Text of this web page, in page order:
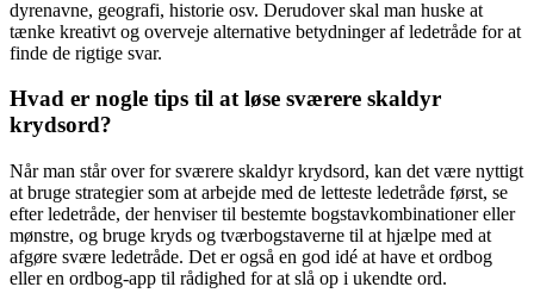
dyrenavne, geografi, historie osv. Derudover skal man huske at
tænke kreativt og overveje alternative betydninger af ledetråde for at
finde de rigtige svar.
Hvad er nogle tips til at løse sværere skaldyr
krydsord?
Når man står over for sværere skaldyr krydsord, kan det være nyttigt
at bruge strategier som at arbejde med de letteste ledetråde først, se
efter ledetråde, der henviser til bestemte bogstavkombinationer eller
mønstre, og bruge kryds og tværbogstaverne til at hjælpe med at
afgøre svære ledetråde. Det er også en god idé at have et ordbog
eller en ordbog-app til rådighed for at slå op i ukendte ord.